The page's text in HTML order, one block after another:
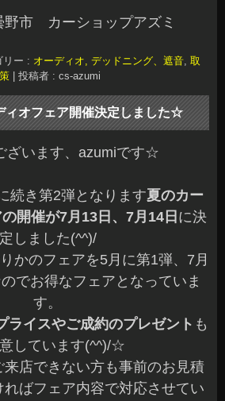
市 カーショップアズミ
リー : オーディオ, デッドニング、遮音, 取
投稿者 : cs-azumi
ィオフェア開催決定しました☆
ざいます、azumiです☆
続き第2弾となります夏のカー
開催が7月13日、7月14日 に決
定しました(^^)/
かのフェアを5月に第1弾、7月
でお得なフェアとなっていま
す。
ライスやご成約のプレゼント も
しています(^^)/☆
来店できない方も事前のお見積
ればフェア内容で対応させてい